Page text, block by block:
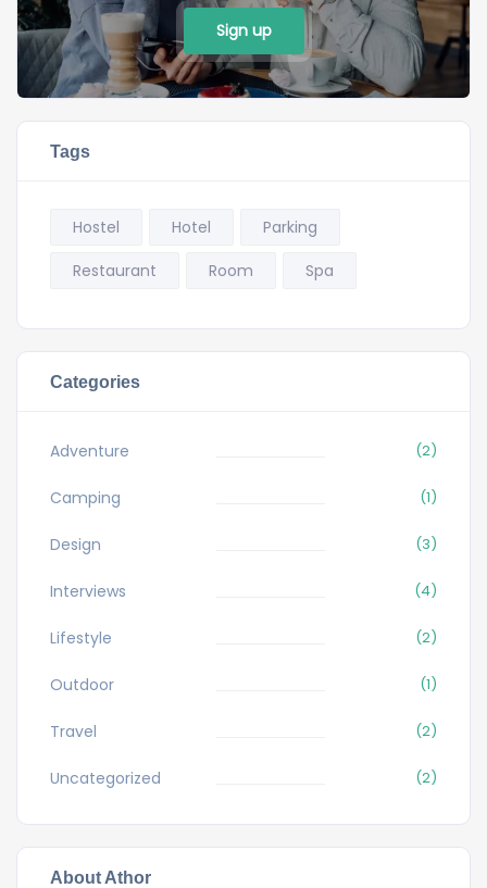
Sign up
Tags
Hostel Hotel
Parking
Restaurant
Room Spa
Categories
Adventure (2)
Camping (1)
Design (3)
Interviews (4)
Lifestyle (2)
Outdoor (1)
Travel (2)
Uncategorized (2)
About Athor